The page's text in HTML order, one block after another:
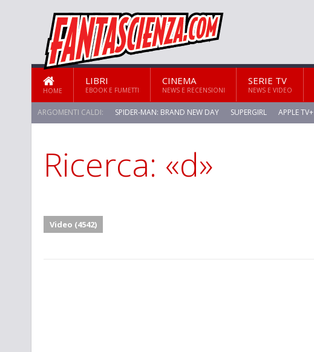
HOME
LIBRI
EBOOK E FUMETTI
CINEMA
NEWS E RECENSIONI
SERIE TV
NEWS E VIDEO
ARGOMENTI CALDI: SPIDER-MAN: BRAND NEW DAY SUPERGIRL APPLE TV+
Ricerca: «d»
Video (4542)